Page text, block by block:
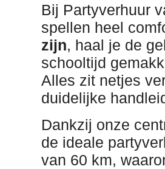
Bij Partyverhuur
spellen heel
zijn, haal je de
schooltijd
Alles zit netjes
duidelijke
Dankzij onze
de ideale
van 60 km,